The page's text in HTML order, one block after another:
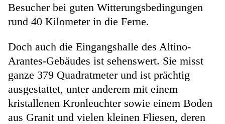
Besucher bei guten Witterungsbedingungen
rund 40 Kilometer in die Ferne.
Doch auch die Eingangshalle des Altino-
Arantes-Gebäudes ist sehenswert. Sie misst
ganze 379 Quadratmeter und ist prächtig
ausgestattet, unter anderem mit einem
kristallenen Kronleuchter sowie einem Boden
aus Granit und vielen kleinen Fliesen, deren